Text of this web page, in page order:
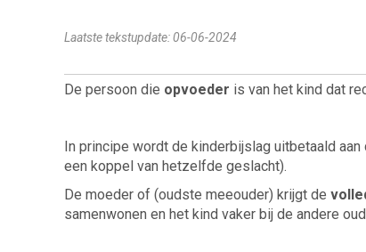
Laatste tekstupdate: 06-06-2024
De persoon die opvoeder is van het kind dat
In principe wordt de kinderbijslag uitbetaald aan
een koppel van hetzelfde geslacht).
De moeder of (oudste meeouder) krijgt de
samenwonen en het kind vaker bij de andere